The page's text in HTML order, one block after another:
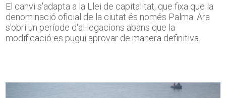
El canvi s'adapta a la Llei de capitalitat, que fixa que la
denominació oficial de la ciutat és només Palma. Ara
s'obri un període d'al·legacions abans que la
modificació es pugui aprovar de manera definitiva.